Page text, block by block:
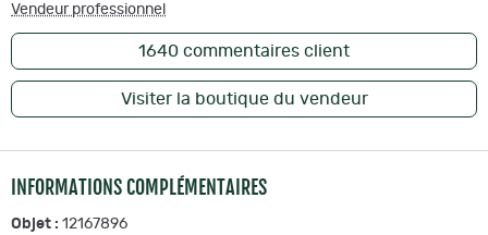
Vendeur professionnel
1640 commentaires client
Visiter la boutique du vendeur
INFORMATIONS COMPLÉMENTAIRES
Objet : 12167896